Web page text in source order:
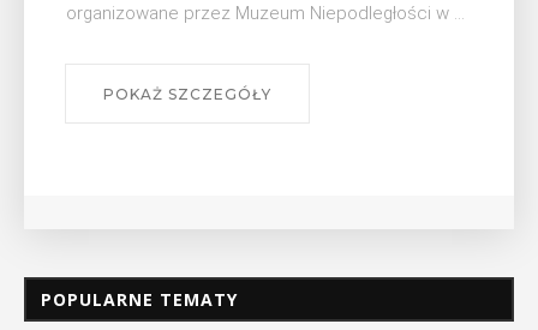
organizowane przez Muzeum Niepodległości w ...
POKAŻ SZCZEGÓŁY
POPULARNE TEMATY